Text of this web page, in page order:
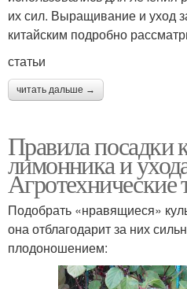
их сил. Выращивание и уход
китайским подробно
статьи
читать дальше →
Правила посадки
лимонника и
Агротехнические
Подобрать «нравящиеся»
она отблагодарит за них
плодоношением: